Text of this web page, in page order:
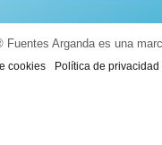
Arganda es una
cookies Política de privacidad